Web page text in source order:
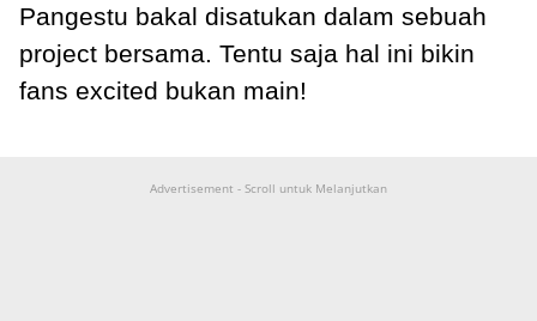
Pangestu bakal disatukan dalam sebuah
project bersama. Tentu saja hal ini bikin
fans excited bukan main!
Advertisement - Scroll untuk Melanjutkan